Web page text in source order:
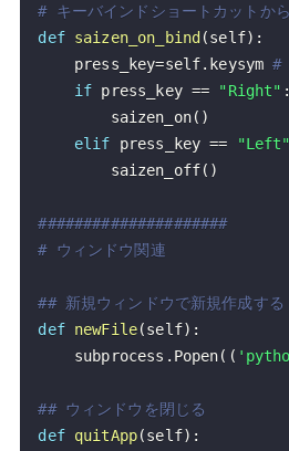
# キーバインドショートカットか
def saizen_on_bind (self) :
    press_key
=self. keysym #
if press_key == "Right" :
        saizen_on
( )
elif press_key == "Left"
        saizen_off
( )
#####################
# ウィンドウ関連
## 新規ウィンドウで新規作成する
def newFile(self) :
    subprocess
. Popen( (
## ウィンドウを閉じる
def quitApp(self) :